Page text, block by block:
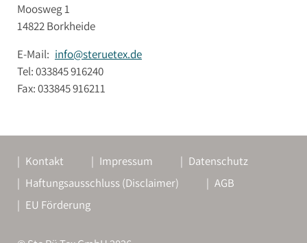
Moosweg 1
14822 Borkheide
E-Mail: info@steruetex.de
Tel: 033845 916240
Fax: 033845 916211
Kontakt Impressum
Datenschutz
Haftungsausschluss (Disclaimer)
AGB
EU Förderung